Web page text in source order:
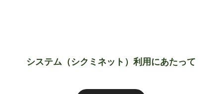
システム（シクミネット）利用にあたって